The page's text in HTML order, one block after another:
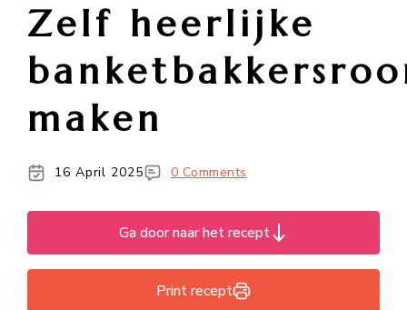
Zelf heerlijke
maken
16 April 2025 0 Comments
Ga door naar het recept
Print recept